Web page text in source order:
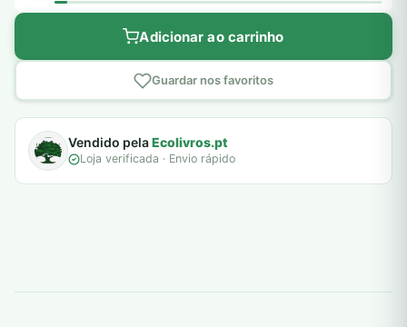
Adicionar ao carrinho
Guardar nos favoritos
Vendido pelaEcolivros.pt
Loja verificada · Envio rápido